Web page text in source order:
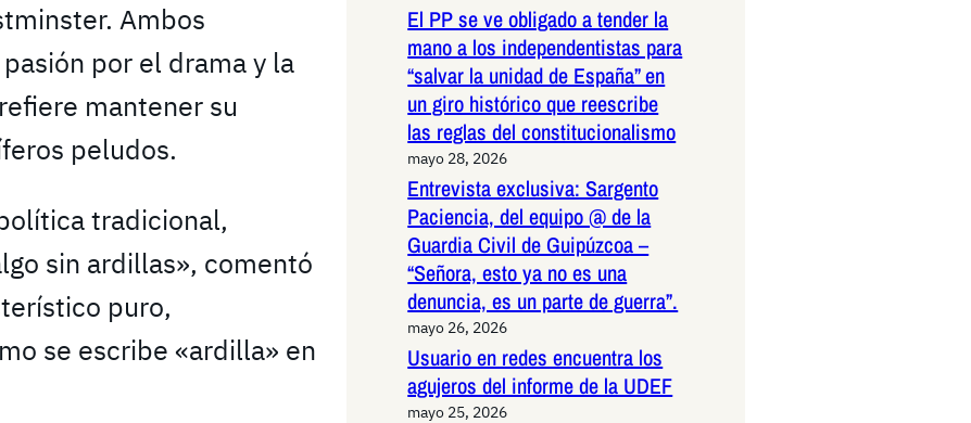
Ambos
por el drama y la
mantener su
peludos.
tradicional,
sin ardillas», comentó
puro,
se escribe «ardilla» en
El PP se ve obligado a tender la
mano a los independentistas para
“salvar la unidad de España” en
un giro histórico que reescribe
las reglas del constitucionalismo
mayo 28, 2026
Entrevista exclusiva: Sargento
Paciencia, del equipo @ de la
Guardia Civil de Guipúzcoa –
“Señora, esto ya no es una
denuncia, es un parte de guerra”.
mayo 26, 2026
Usuario en redes encuentra los
agujeros del informe de la UDEF
mayo 25, 2026